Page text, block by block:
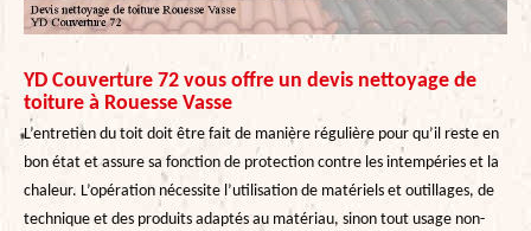
YD Couverture 72 vous offre un devis nettoyage de
toiture à Rouesse Vasse
L’entretien du toit doit être fait de manière régulière pour qu’il reste en
bon état et assure sa fonction de protection contre les intempéries et la
chaleur. L’opération nécessite l’utilisation de matériels et outillages, de
technique et des produits adaptés au matériau, sinon tout usage non-